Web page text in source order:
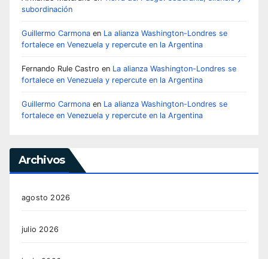
subordinación
Guillermo Carmona en La alianza Washington-Londres se
fortalece en Venezuela y repercute en la Argentina
Fernando Rule Castro en La alianza Washington-Londres se
fortalece en Venezuela y repercute en la Argentina
Guillermo Carmona en La alianza Washington-Londres se
fortalece en Venezuela y repercute en la Argentina
Archivos
agosto 2026
julio 2026